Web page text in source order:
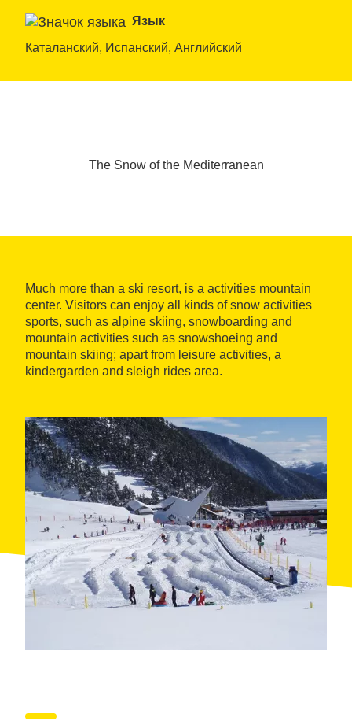
Язык
Каталанский, Испанский, Английский
The Snow of the Mediterranean
Much more than a ski resort, is a activities mountain
center. Visitors can enjoy all kinds of snow activities
sports, such as alpine skiing, snowboarding and
mountain activities such as snowshoeing and
mountain skiing; apart from leisure activities, a
kindergarden and sleigh rides area.